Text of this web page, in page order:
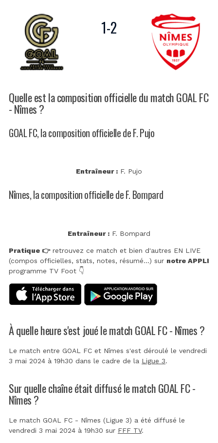
1-2
Quelle est la composition officielle du match GOAL FC
- Nîmes ?
GOAL FC, la composition officielle de F. Pujo
Entraîneur : F. Pujo
Nîmes, la composition officielle de F. Bompard
Entraîneur : F. Bompard
Pratique 👉retrouvez ce match et bien d'autres EN LIVE
(compos officielles, stats, notes, résumé...) sur notre APPLI
programme TV Foot 👇
À quelle heure s'est joué le match GOAL FC - Nîmes ?
Le match entre GOAL FC et Nîmes s'est déroulé le vendredi
3 mai 2024 à 19h30 dans le cadre de la Ligue 3.
Sur quelle chaîne était diffusé le match GOAL FC -
Nîmes ?
Le match GOAL FC - Nîmes (Ligue 3) a été diffusé le
vendredi 3 mai 2024 à 19h30 sur FFF TV.